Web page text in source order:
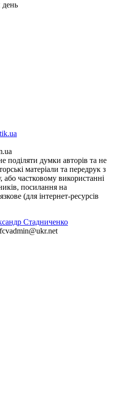
день
поділяти думки авторів та не
матеріали та передрук з
частковому використанні
посилання на
(для інтернет-ресурсів
Стадниченко
fcvadmin@ukr.net